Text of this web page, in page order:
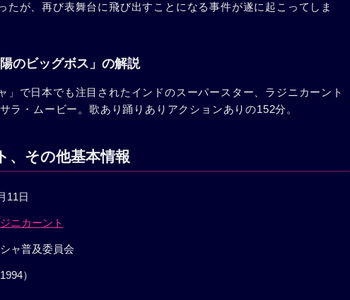
たが、再び表舞台に飛び出すことになる事件が遂に起こってしま
のビッグボス」の解説
」で日本でも注目されたインドのスーパースター、ラジニカーント
ラ・ムービー。歌あり踊りありアクションありの152分。
、その他基本情報
11日
ニカーント
ャ普及委員会
）